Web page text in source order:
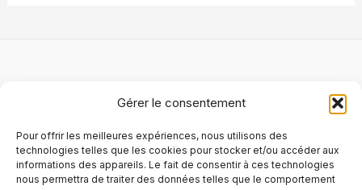
Gérer le consentement
Pour offrir les meilleures expériences, nous utilisons des
technologies telles que les cookies pour stocker et/ou accéder aux
informations des appareils. Le fait de consentir à ces technologies
nous permettra de traiter des données telles que le comportement
Matériel
Services
Blog
À propos